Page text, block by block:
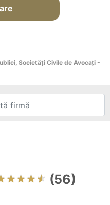
Societăți Civile de Avocați -
(56)